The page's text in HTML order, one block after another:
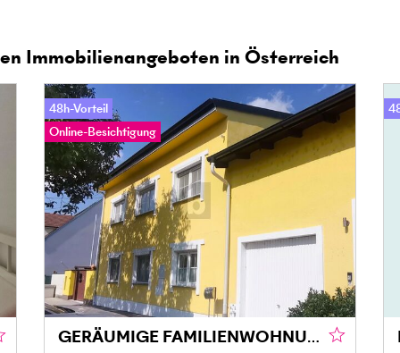
Immobilienangeboten in Österreich
48h-Vorteil
Online-Besichtigung
GERÄUMIGE FAMILIENWOHNUNG MIT GROSSZÜGIGER TERRASSENLANDSCHAFT - EXTRA STUDIO